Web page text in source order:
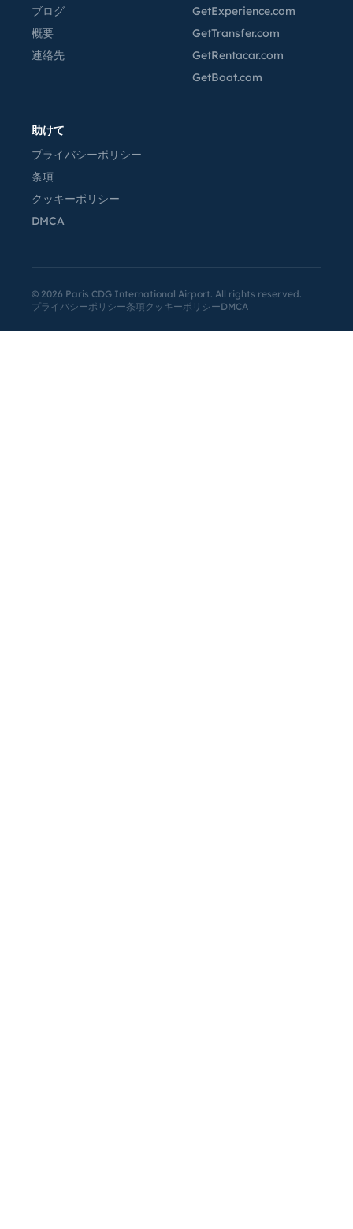
ブログ
概要
連絡先
GetExperience.com
GetTransfer.com
GetRentacar.com
GetBoat.com
助けて
プライバシーポリシー
条項
クッキーポリシー
DMCA
© 2026 Paris CDG International Airport. All rights reserved.
プライバシーポリシー条項 クッキーポリシーDMCA